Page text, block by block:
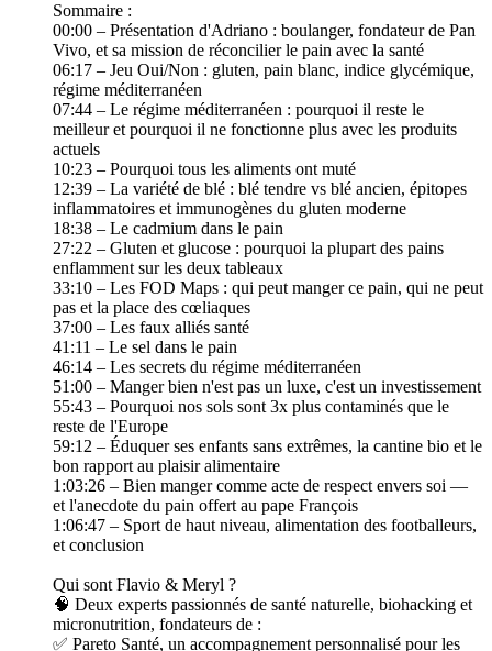
Sommaire :
00:00 – Présentation d'Adriano : boulanger, fondateur de Pan
Vivo, et sa mission de réconcilier le pain avec la santé
06:17 – Jeu Oui/Non : gluten, pain blanc, indice glycémique,
régime méditerranéen
07:44 – Le régime méditerranéen : pourquoi il reste le
meilleur et pourquoi il ne fonctionne plus avec les produits
actuels
10:23 – Pourquoi tous les aliments ont muté
12:39 – La variété de blé : blé tendre vs blé ancien, épitopes
inflammatoires et immunogènes du gluten moderne
18:38 – Le cadmium dans le pain
27:22 – Gluten et glucose : pourquoi la plupart des pains
enflamment sur les deux tableaux
33:10 – Les FOD Maps : qui peut manger ce pain, qui ne peut
pas et la place des cœliaques
37:00 – Les faux alliés santé
41:11 – Le sel dans le pain
46:14 – Les secrets du régime méditerranéen
51:00 – Manger bien n'est pas un luxe, c'est un investissement
55:43 – Pourquoi nos sols sont 3x plus contaminés que le
reste de l'Europe
59:12 – Éduquer ses enfants sans extrêmes, la cantine bio et le
bon rapport au plaisir alimentaire
1:03:26 – Bien manger comme acte de respect envers soi —
et l'anecdote du pain offert au pape François
1:06:47 – Sport de haut niveau, alimentation des footballeurs,
et conclusion
Qui sont Flavio & Meryl ?
🧠 Deux experts passionnés de santé naturelle, biohacking et
micronutrition, fondateurs de :
✅ Pareto Santé, un accompagnement personnalisé pour les